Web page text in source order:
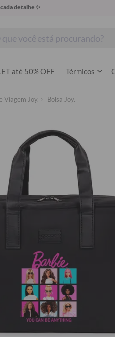
detalhe ✨
até 50% OFF Térmicos
Viagem Joy. Bolsa Joy.